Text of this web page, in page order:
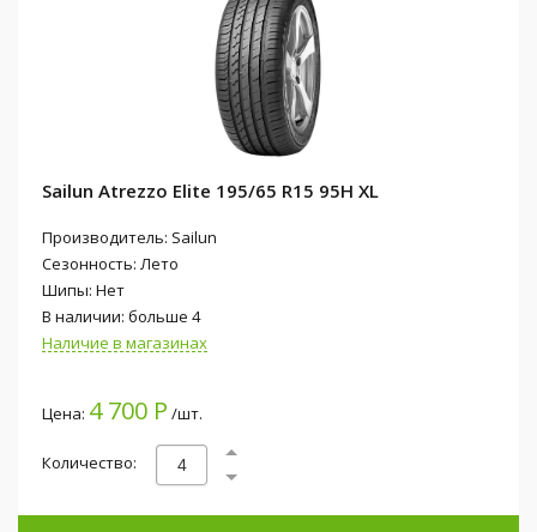
Sailun Atrezzo Elite 195/65 R15 95H XL
Производитель: Sailun
Сезонность: Лето
Шипы: Нет
В наличии: больше 4
Наличие в магазинах
Цена: 4 700 Р /шт.
Количество: